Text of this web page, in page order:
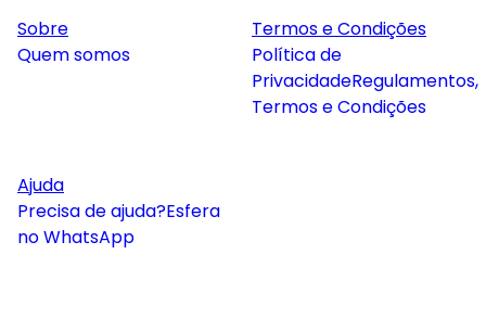
Sobre
Quem somos
Termos e Condições
Política de
PrivacidadeRegulamentos,
Termos e Condições
Ajuda
Precisa de ajuda?Esfera
no WhatsApp